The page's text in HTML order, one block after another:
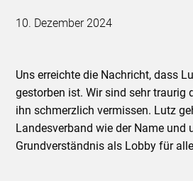
10. Dezember 2024
Uns erreichte die Nachricht, dass
gestorben ist. Wir sind sehr traurig
ihn schmerzlich vermissen. Lutz
Landesverband wie der Name und
Grundverständnis als Lobby für